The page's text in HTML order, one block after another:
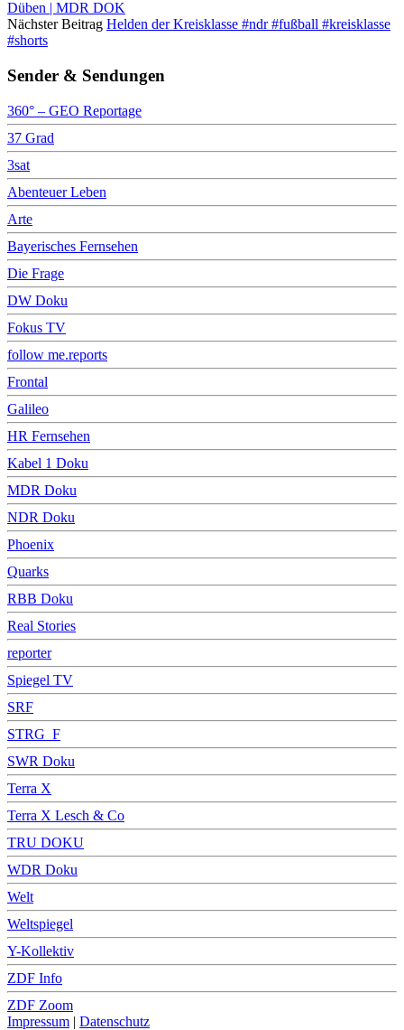
Düben | MDR DOK
Nächster Beitrag Helden der Kreisklasse #ndr #fußball #kreisklasse
#shorts
Sender & Sendungen
360° – GEO Reportage
37 Grad
3sat
Abenteuer Leben
Arte
Bayerisches Fernsehen
Die Frage
DW Doku
Fokus TV
follow me.reports
Frontal
Galileo
HR Fernsehen
Kabel 1 Doku
MDR Doku
NDR Doku
Phoenix
Quarks
RBB Doku
Real Stories
reporter
Spiegel TV
SRF
STRG_F
SWR Doku
Terra X
Terra X Lesch & Co
TRU DOKU
WDR Doku
Welt
Weltspiegel
Y-Kollektiv
ZDF Info
ZDF Zoom
Impressum | Datenschutz